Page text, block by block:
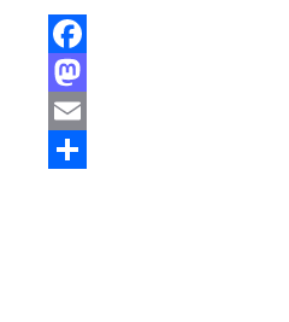
Facebook
Mastodon
Email